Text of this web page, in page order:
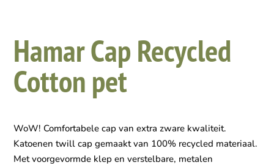
Hamar Cap Recycled
Cotton pet
WoW! Comfortabele cap van extra zware kwaliteit.
Katoenen twill cap gemaakt van 100% recycled materiaal.
Met voorgevormde klep en verstelbare, metalen